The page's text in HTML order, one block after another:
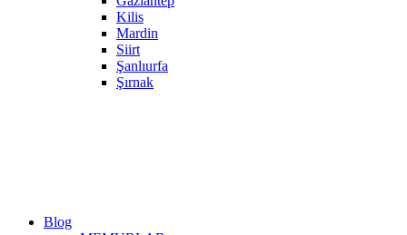
Kilis
Mardin
Siirt
Şanlıurfa
Şırnak
Blog